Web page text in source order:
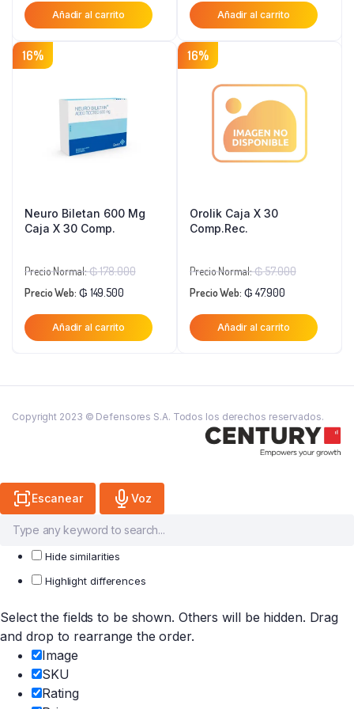
era:
₲ 240.000.
actual
Añadir al carrito
era:
actual
Añadir al carrito
16%
Neuro Biletan 600 Mg
Caja X 30 Comp.
Precio Normal:₲178.000El
original
era:
Precio Web: ₲ 149.500El
precio
actual
Añadir al carrito
16%
Orolik Caja X 30
Comp.Rec.
Precio Normal:₲57.000El
original
era:
Precio Web: ₲ 47.900
precio
actual
Añadir al carrito
Copyright 2023 © Defensores S.A. Todos los derechos reservados.
Escanear Voz
Hide similarities
Highlight differences
Select the fields to be shown. Others will be hidden. Drag
and drop to rearrange the order.
Image
SKU
Rating